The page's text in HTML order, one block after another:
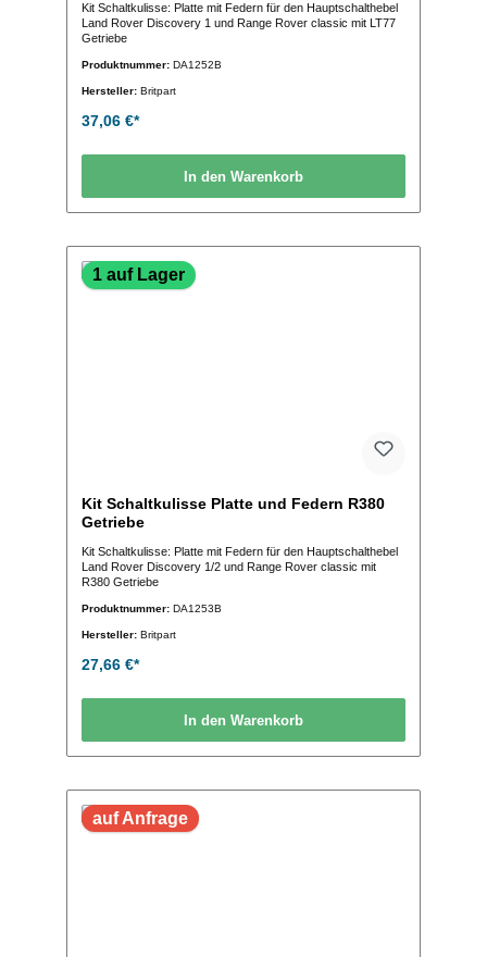
Kit Schaltkulisse: Platte mit Federn für den Hauptschalthebel
Land Rover Discovery 1 und Range Rover classic mit LT77
Getriebe
Produktnummer: DA1252B
Hersteller: Britpart
37,06 €*
In den Warenkorb
1 auf Lager
Kit Schaltkulisse Platte und Federn R380
Getriebe
Kit Schaltkulisse: Platte mit Federn für den Hauptschalthebel
Land Rover Discovery 1/2 und Range Rover classic mit
R380 Getriebe
Produktnummer: DA1253B
Hersteller: Britpart
27,66 €*
In den Warenkorb
auf Anfrage